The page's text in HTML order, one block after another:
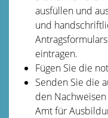
ausfüllen und
und
eintragen.
Fügen Sie die
Senden Sie die
den
Amt für